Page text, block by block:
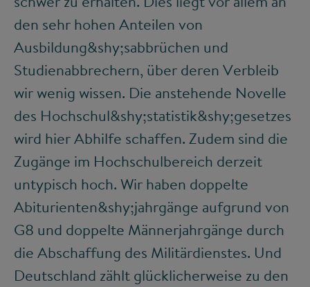
den sehr hohen Anteilen von
Ausbildung&shy;sabbrüchen und
Studienabbrechern, über deren Verbleib
wir wenig wissen. Die anstehende Novelle
des Hochschul&shy;statistik&shy;gesetzes
wird hier Abhilfe schaffen. Zudem sind die
Zugänge im Hochschulbereich derzeit
untypisch hoch. Wir haben doppelte
Abiturienten&shy;jahrgänge aufgrund von
G8 und doppelte Männerjahrgänge durch
die Abschaffung des Militärdienstes. Und
Deutschland zählt glücklicherweise zu den